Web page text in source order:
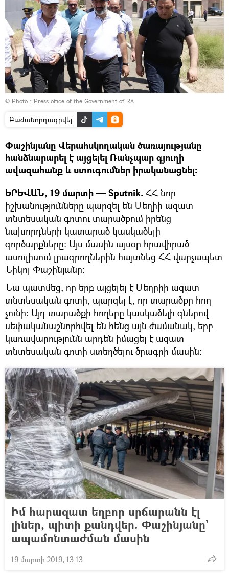
© Photo : Press office of the Government of RA
Բաժանորդագրվել
Փաշինյանը Վերահսկողական ծառայությանը
հանձնարարել է այցելել Ռանչպար գյուղի
ավազահանք և ստուգումներ իրականացնել։
ԵՐԵՎԱՆ, 19 մարտի — Sputnik. ՀՀ նոր
իշխանությունները պարզել են Մեղիի ազատ
տնտեսական գոտու տարածքում իրենց
նախորդների կատարած կասկածելի
գործարքները։ Այս մասին այսօր հրավիրած
ասուլիսում լրագրողներին հայտնեց ՀՀ վարչապետ
Նիկոլ Փաշինյանը։
Նա պատմեց, որ երբ այցելել է Մեղրիի ազատ
տնտեսական գոտի, պարզել է, որ տարածքը հող
չունի։ Այդ տարածքի հողերը կասկածելի գներով
սեփականաշնորհվել են հենց այն ժամանակ, երբ
կառավարությունն արդեն իմացել է ազատ
տնտեսական գոտի ստեղծելու ծրագրի մասին։
Իմ հարազատ եղբոր սրճարանն էլ
լիներ, պիտի քանդվեր. Փաշինյանը`
ապամոնտաժման մասին
19 մարտի 2019, 13:13